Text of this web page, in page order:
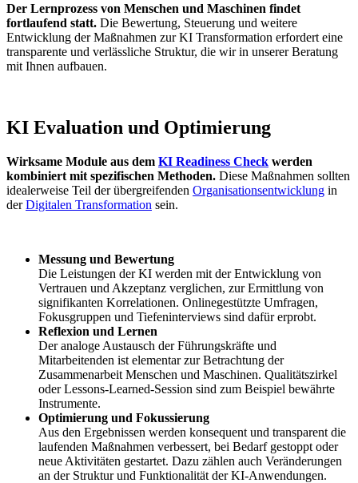
Der Lernprozess von Menschen und Maschinen findet
fortlaufend statt. Die Bewertung, Steuerung und weitere
Entwicklung der Maßnahmen zur KI Transformation erfordert eine
transparente und verlässliche Struktur, die wir in unserer Beratung
mit Ihnen aufbauen.
KI Evaluation und Optimierung
Wirksame Module aus dem KI Readiness Check werden
kombiniert mit spezifischen Methoden. Diese Maßnahmen sollten
idealerweise Teil der übergreifenden Organisationsentwicklung in
derDigitalen Transformation sein.
Messung und Bewertung
Die Leistungen der KI werden mit der Entwicklung von
Vertrauen und Akzeptanz verglichen, zur Ermittlung von
signifikanten Korrelationen. Onlinegestützte Umfragen,
Fokusgruppen und Tiefeninterviews sind dafür erprobt.
Reflexion und Lernen
Der analoge Austausch der Führungskräfte und
Mitarbeitenden ist elementar zur Betrachtung der
Zusammenarbeit Menschen und Maschinen. Qualitätszirkel
oder Lessons-Learned-Session sind zum Beispiel bewährte
Instrumente.
Optimierung und Fokussierung
Aus den Ergebnissen werden konsequent und transparent die
laufenden Maßnahmen verbessert, bei Bedarf gestoppt oder
neue Aktivitäten gestartet. Dazu zählen auch Veränderungen
an der Struktur und Funktionalität der KI-Anwendungen.